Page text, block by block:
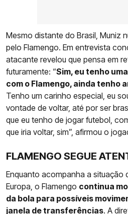
Mesmo distante do Brasil, Muniz
pelo Flamengo. Em entrevista
atacante revelou que pensa em
futuramente: “Sim, eu tenho
com o Flamengo, ainda tenho
Tenho um carinho especial, eu
vontade de voltar, até por ser
que eu tenho de jogar futebol,
que iria voltar, sim”, afirmou o
FLAMENGO SEGUE
Enquanto acompanha a situação
Europa, o Flamengo continua
da bola para possíveis
janela de transferências. A